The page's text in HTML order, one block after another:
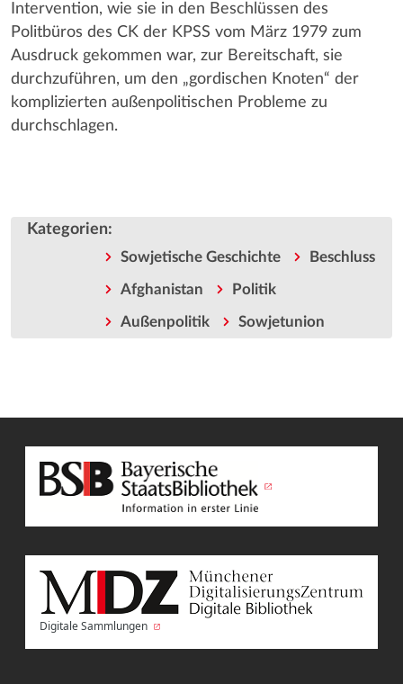
Intervention, wie sie in den Beschlüssen des
Politbüros des CK der KPSS vom März 1979 zum
Ausdruck gekommen war, zur Bereitschaft, sie
durchzuführen, um den „gordischen Knoten“ der
komplizierten außenpolitischen Probleme zu
durchschlagen.
Kategorien:
Sowjetische Geschichte Beschluss
Afghanistan Politik
Außenpolitik Sowjetunion
Digitale Sammlungen